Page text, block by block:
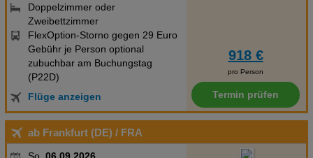
Doppelzimmer oder
Zweibettzimmer
FlexOption-Storno gegen 29 Euro
Gebühr je Person optional
zubuchbar am Buchungstag
(P22D)
Flüge anzeigen
918 €
pro Person
Termin prüfen
ab Frankfurt (DE) / FRA